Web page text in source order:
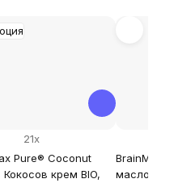
Pure® Coconut
Кокосов крем BIO,
21x
BrainMax
масло